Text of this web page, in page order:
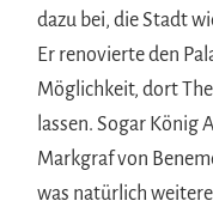
dazu bei, die Stadt
Er renovierte den
Möglichkeit, dort
lassen. Sogar König
Markgraf von
was natürlich